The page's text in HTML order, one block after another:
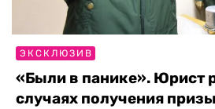
ЭКСКЛЮЗИВ
«Были в панике». Юрист
случаях получения